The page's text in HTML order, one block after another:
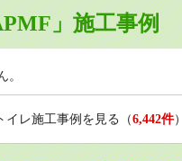
」施工事例
。
イレ施工事例を見る （6,442件）